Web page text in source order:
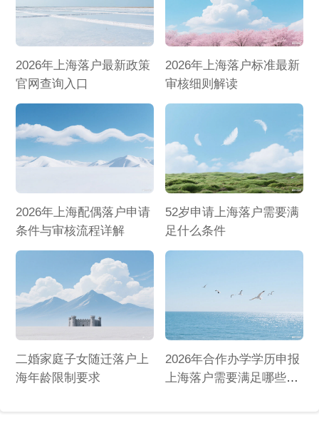
2026年上海落户最新政策
官网查询入口
2026年上海落户标准最新
审核细则解读
2026年上海配偶落户申请
条件与审核流程详解
52岁申请上海落户需要满
足什么条件
二婚家庭子女随迁落户上
海年龄限制要求
2026年合作办学学历申报
上海落户需要满足哪些条